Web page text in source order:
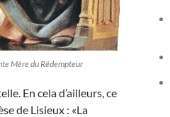
Mère du Rédempteur
En cela d’ailleurs, ce
de Lisieux : «La